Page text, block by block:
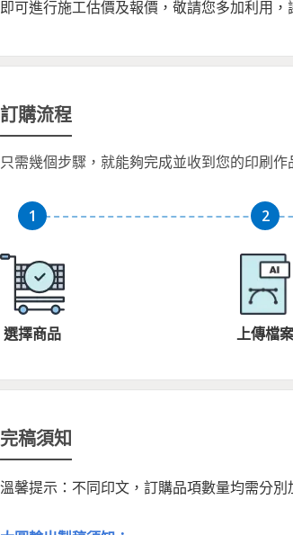
即可進行施工估價及報價，敬請您多加利用，
訂購流程
只需幾個步驟，就能夠完成並收到您的印刷作
選擇商品 上傳檔案
完稿須知
溫馨提示：不同印文，訂購品項數量均需分